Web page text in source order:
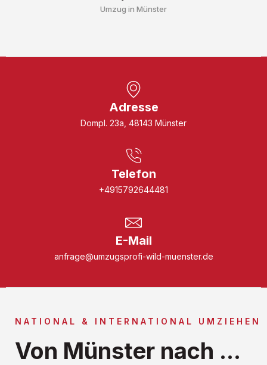
Umzug in Münster
Adresse
Dompl. 23a, 48143 Münster
Telefon
+4915792644481
E-Mail
anfrage@umzugsprofi-wild-muenster.de
NATIONAL & INTERNATIONAL UMZIEHEN
Von Münster nach ...